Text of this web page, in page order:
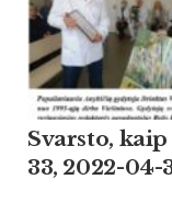
Svarsto,
33, 2022-04-